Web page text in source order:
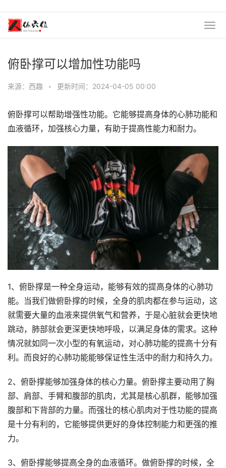
俯卧撑可以增加性功能吗
来源：西趣 • 更新时间：2024-04-05 00:00
俯卧撑可以帮助增强性功能。它能够提高身体的心肺功能和
血液循环，加强核心力量，有助于提高性能力和耐力。
1、俯卧撑是一种全身运动，能够有效的提高身体的心肺功
能。当我们做俯卧撑的时候，全身的肌肉都在参与运动，这
就需要大量的血液来提供氧气和营养，于是心脏就会更快地
跳动，肺部就会更深更快地呼吸，以满足身体的需求。这种
情况就如同一次小型的有氧运动，对心肺功能的提高十分有
利。而良好的心肺功能能够保证性生活中的耐力和持久力。
2、俯卧撑能够加强身体的核心力量。俯卧撑主要动用了胸
部、肩部、手臂和腹部的肌肉，尤其是核心肌群，能够加强
腹部和下背部的力量。而强壮的核心肌肉对于性功能的提高
是十分有利的，它能够提供更好的身体控制能力和更强的推
力。
3、俯卧撑能够提高全身的血液循环。做俯卧撑的时候，全